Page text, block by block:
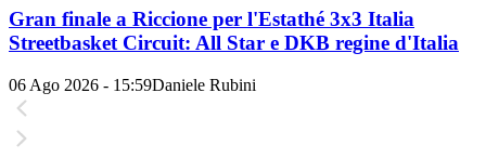
Gran finale a Riccione per l'Estathé 3x3 Italia
Streetbasket Circuit: All Star e DKB regine d'Italia
06 Ago 2026 - 15:59Daniele Rubini